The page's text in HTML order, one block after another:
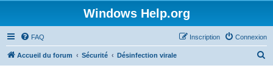
Windows Help.org
FAQ Connexion
Inscription
Accueil du forum Sécurité Désinfection virale